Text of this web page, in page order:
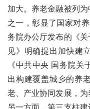
加大。养老金融被列
之一，彰显了国家对
务院办公厅发布的《
见》明确提出加快建
《中共中央 国务院关
出构建覆盖城乡的养
老、产业协同发展，为